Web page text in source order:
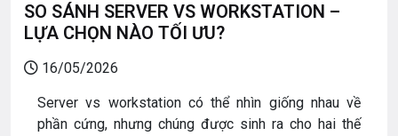
SO SÁNH SERVER VS WORKSTATION –
LỰA CHỌN NÀO TỐI ƯU?
16/05/2026
Server vs workstation có thể nhìn giống nhau về
phần cứng, nhưng chúng được sinh ra cho hai thế